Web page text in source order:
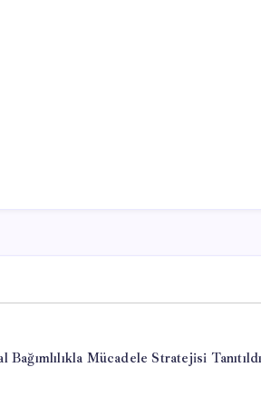
Bağımlılıkla Mücadele Stratejisi